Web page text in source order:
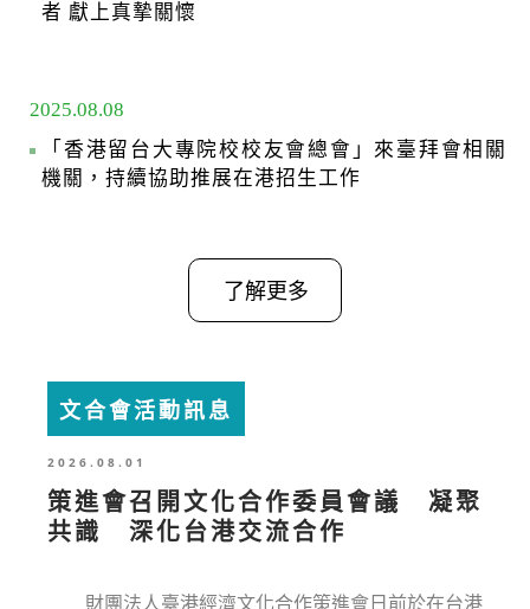
者 獻上真摯關懷
2025.08.08
「香港留台大專院校校友會總會」來臺拜會相關
機關，持續協助推展在港招生工作
了解更多
文合會活動訊息
2026.08.01
策進會召開文化合作委員會議 凝聚
共識 深化台港交流合作
財團法人臺港經濟文化合作策進會日前於在台港